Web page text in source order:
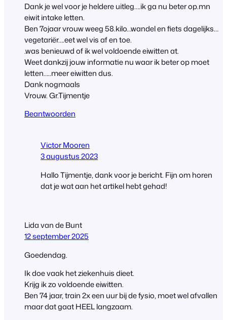
Dank je wel voor je heldere uitleg….ik ga nu beter op.mn
eiwit intake letten.
Ben 7ojaar vrouw weeg 58.kilo…wandel en fiets dagelijks…
vegetariër….eet wel vis af en toe.
.was benieuwd of ik wel voldoende eiwitten at.
Weet dankzij jouw informatie nu waar ik beter op moet
letten…..meer eiwitten dus.
Dank nogmaals
Vrouw. Gr.Tijmentje
Beantwoorden
Victor Mooren
3 augustus 2023
Hallo Tijmentje, dank voor je bericht. Fijn om horen
dat je wat aan het artikel hebt gehad!
Lida van de Bunt
12 september 2025
Goedendag.
Ik doe vaak het ziekenhuis dieet.
Krijg ik zo voldoende eiwitten.
Ben 74 jaar, train 2x een uur bij de fysio, moet wel afvallen
maar dat gaat HEEL langzaam.